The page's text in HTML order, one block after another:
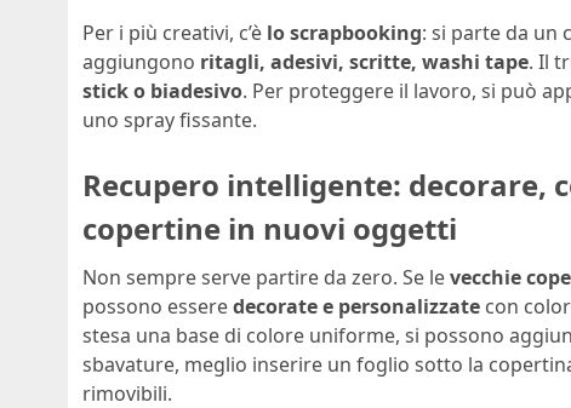
Per i più creativi, c’è lo scrapbooking: si parte da un
aggiungono ritagli, adesivi, scritte, washi tape. Il
stick o biadesivo. Per proteggere il lavoro, si può
uno spray fissante.
Recupero intelligente: decorare,
copertine in nuovi oggetti
Non sempre serve partire da zero. Se levecchie
possono esseredecorate e personalizzate con
stesa una base di colore uniforme, si possono
sbavature, meglio inserire un foglio sotto la
rimovibili.